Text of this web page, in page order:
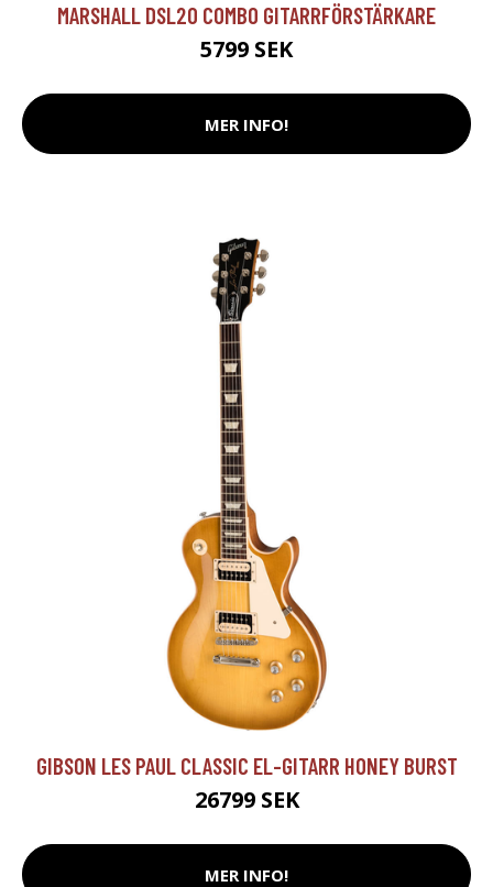
MARSHALL DSL20 COMBO GITARRFÖRSTÄRKARE
5799 SEK
MER INFO!
GIBSON LES PAUL CLASSIC EL-GITARR HONEY BURST
26799 SEK
MER INFO!